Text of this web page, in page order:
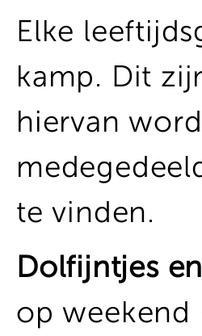
Elke
kamp. Dit
hiervan
te vinden.
Dolfijntjes
op weekend